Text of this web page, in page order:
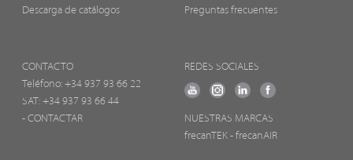
Descarga de catálogos
Preguntas frecuentes
CONTACTO
Teléfono: +34 937 93 66 22
SAT: +34 937 93 66 44
- CONTACTAR
REDES SOCIALES
NUESTRAS MARCAS
frecanTEK - frecanAIR